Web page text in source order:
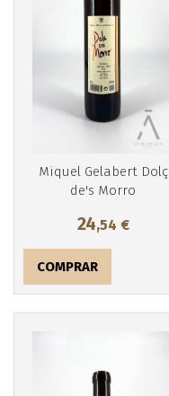
Miquel Gelabert Dolç
de's Morro
24,54 €
COMPRAR